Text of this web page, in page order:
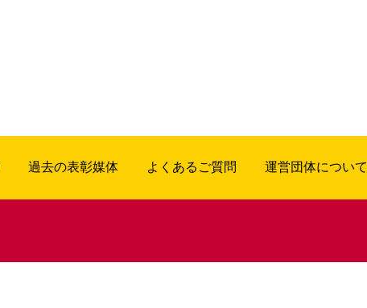
過去の表彰媒体 よくあるご質問 運営団体について